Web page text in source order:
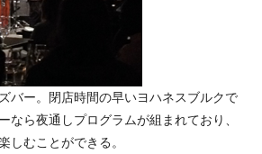
バー。閉店時間の早いヨハネスブルクで
なら夜通しプログラムが組まれており、
しむことができる。